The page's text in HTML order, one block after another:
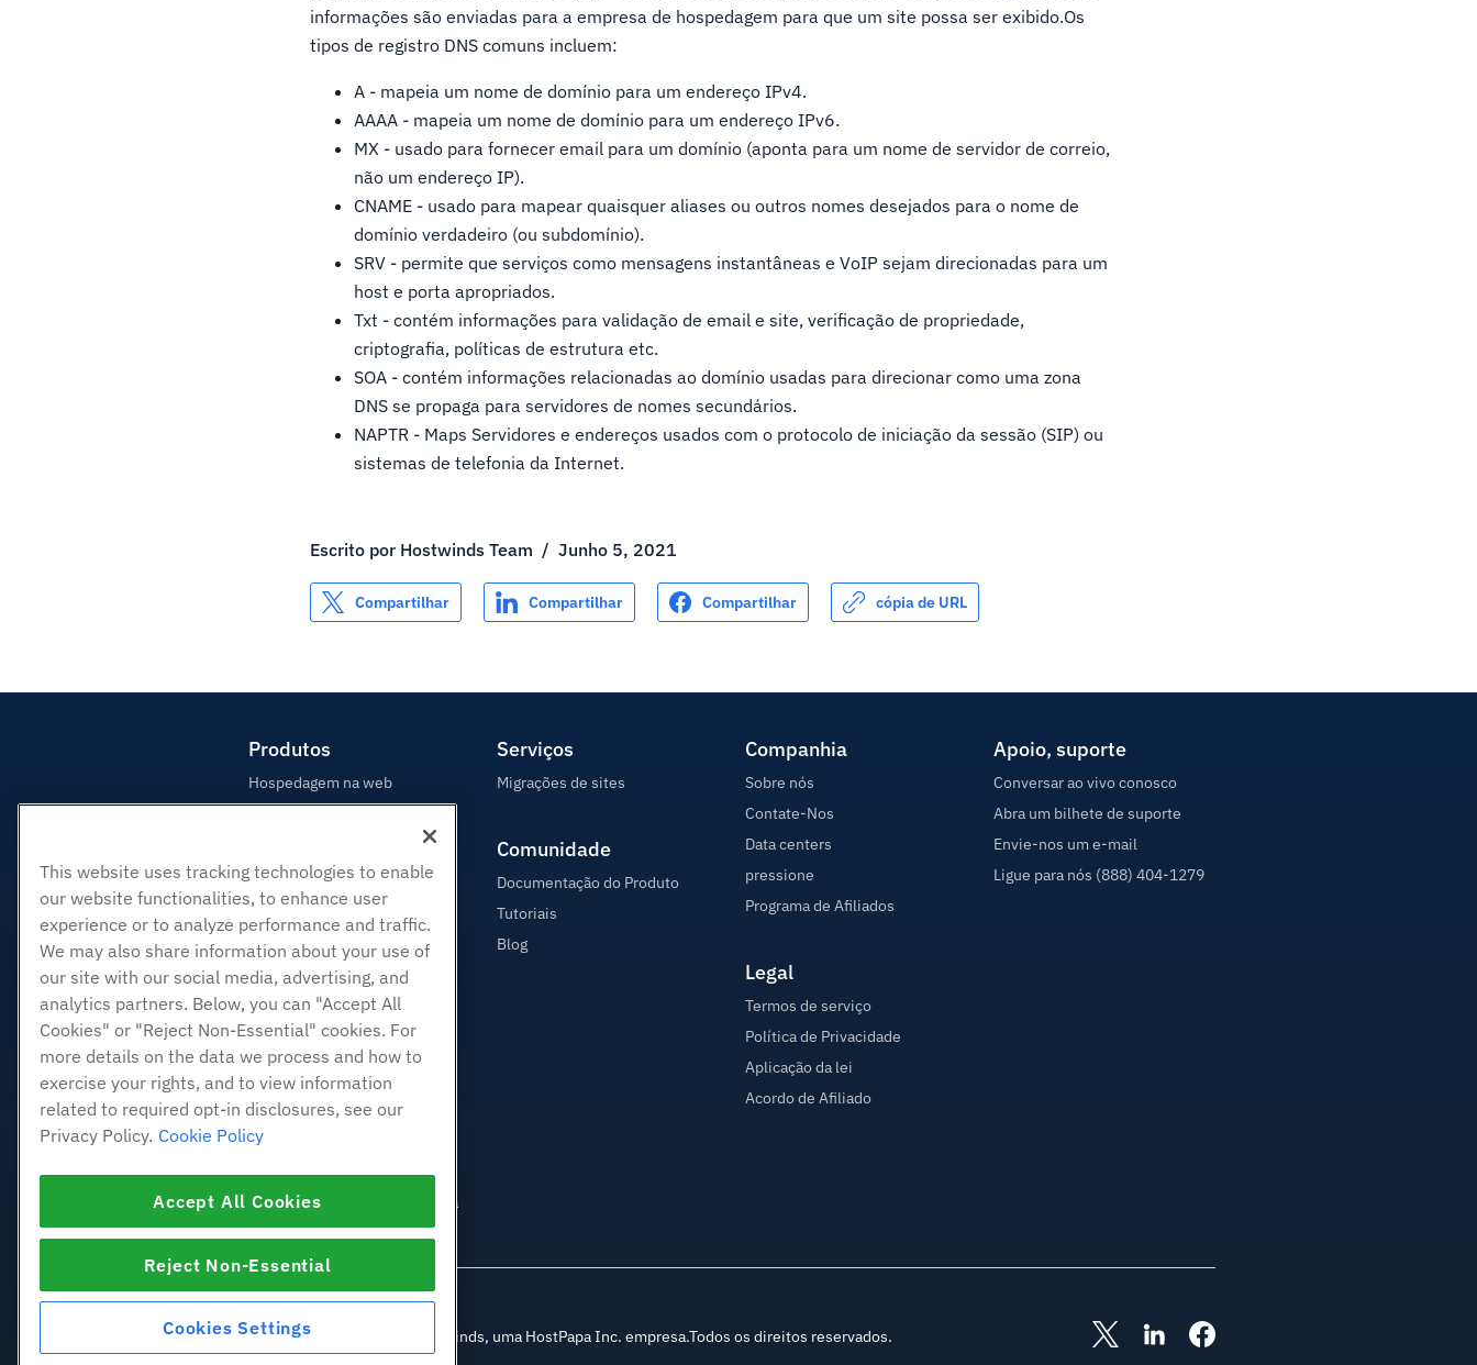
informações são enviadas para a empresa de hospedagem para que um site possa ser exibido.Os
tipos de registro DNS comuns incluem:
A - mapeia um nome de domínio para um endereço IPv4.
AAAA - mapeia um nome de domínio para um endereço IPv6.
MX - usado para fornecer email para um domínio (aponta para um nome de servidor de correio,
não um endereço IP).
CNAME - usado para mapear quaisquer aliases ou outros nomes desejados para o nome de
domínio verdadeiro (ou subdomínio).
SRV - permite que serviços como mensagens instantâneas e VoIP sejam direcionadas para um
host e porta apropriados.
Txt - contém informações para validação de email e site, verificação de propriedade,
criptografia, políticas de estrutura etc.
SOA - contém informações relacionadas ao domínio usadas para direcionar como uma zona
DNS se propaga para servidores de nomes secundários.
NAPTR - Maps Servidores e endereços usados com o protocolo de iniciação da sessão (SIP) ou
sistemas de telefonia da Internet.
Escrito por Hostwinds Team /Junho 5, 2021
Compartilhar Compartilhar Compartilhar cópia de URL
Produtos
Hospedagem na web
Revendedor com etiqueta em
branco
Linux gerenciado VPS
Linux não gerenciado VPS
Janelas gerenciadas VPS
Windows não gerenciado VPS
Servidores de nuvem
Balanceadores de carga
Armazenamento em Bloco
Armazenamento de Objetos
SSL Certificados
Hospedagem de aplicativos da
Serviços
Migrações de sites
Comunidade
Documentação do Produto
Tutoriais
Blog
Companhia
Sobre nós
Contate-Nos
Data centers
pressione
Programa de Afiliados
Legal
Termos de serviço
Política de Privacidade
Aplicação da lei
Acordo de Afiliado
Apoio, suporte
Conversar ao vivo conosco
Abra um bilhete de suporte
Envie-nos um e-mail
Ligue para nós (888) 404-1279
© 2010-2026 Hostwinds, uma HostPapa Inc. empresa.Todos os direitos reservados.
This website uses tracking technologies to enable
our website functionalities, to enhance user
experience or to analyze performance and traffic.
We may also share information about your use of
our site with our social media, advertising, and
analytics partners. Below, you can "Accept All
Cookies" or "Reject Non-Essential" cookies. For
more details on the data we process and how to
exercise your rights, and to view information
related to required opt-in disclosures, see our
Privacy Policy. Cookie Policy
Accept All Cookies
Reject Non-Essential
Cookies Settings